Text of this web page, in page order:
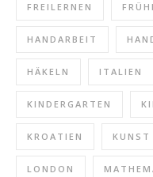
FREILERNEN
HANDARBEIT
HÄKELN ITALIEN
KINDERGARTEN
KROATIEN KUNST
LONDON